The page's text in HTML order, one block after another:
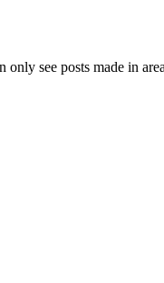
see posts made in